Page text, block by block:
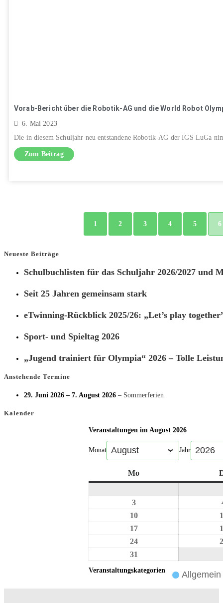
Vorab-Bericht über die Robotik-AG und die World Robot
6. Mai 2023
Die in diesem Schuljahr neu entstandene Robotik-AG der IGS LuGa
Zum Beitrag
1 2 3 4 5 6
Neueste Beiträge
Schulbuchlisten für das Schuljahr 2026/2027 und
Seit 25 Jahren gemeinsam stark
eTwinning-Rückblick 2025/26: „Let’s play
Sport- und Spieltag 2026
„Jugend trainiert für Olympia“ 2026 – Tolle
Anstehende Termine
29. Juni 2026 – 7. August 2026 – Sommerferien
Kalender
Veranstaltungen im August 2026
Monat Jahr
Mo
3
10
17
24
31
Veranstaltungskategorien Allgemein